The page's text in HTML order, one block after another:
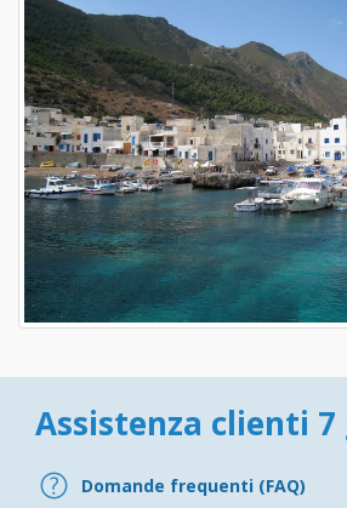
Assistenza clienti
Domande frequenti (FAQ)